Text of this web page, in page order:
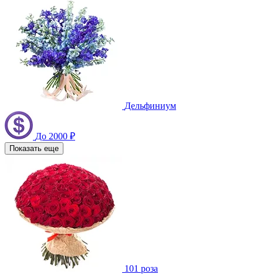
Дельфиниум
До 2000 ₽
Показать еще
101 роза